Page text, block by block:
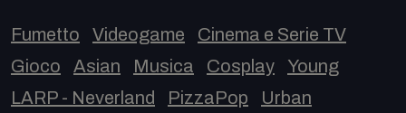
Fumetto Videogame
Cinema e Serie TV
Gioco
Asian Musica Cosplay
Young
LARP - Neverland
PizzaPop Urban